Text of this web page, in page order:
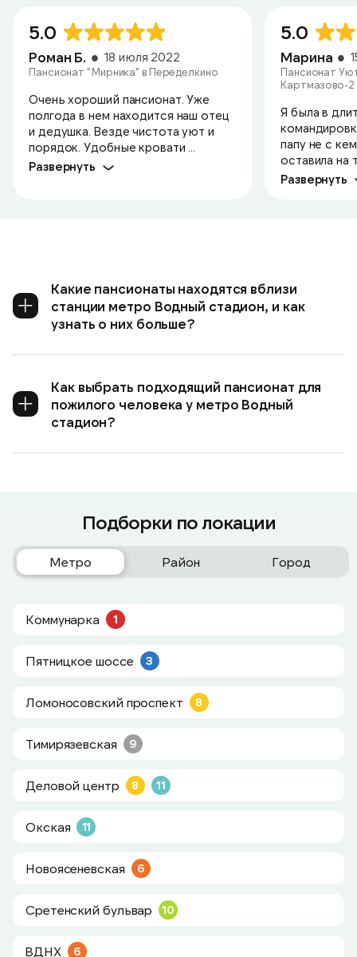
5.0
Роман Б. 18 июля 2022
Пансионат "Мирника" в Переделкино
Очень хороший пансионат. Уже
полгода в нем находится наш отец
и дедушка. Везде чистота уют и
порядок. Удобные кровати ...
Развернуть
5.0
Марина
Пансионат
Картмазово-2
Я была в
папу не с
оставила на
Развернуть
Какие пансионаты находятся вблизи
станции метро Водный стадион, и как
узнать о них больше?
Как выбрать подходящий пансионат для
пожилого человека у метро Водный
стадион?
Подборки по локации
Метро Район Город
Коммунарка 1
Пятницкое шоссе 3
Ломоносовский проспект 8
Тимирязевская 9
Деловой центр 8 11
Окская 11
Новоясеневская 6
Сретенский бульвар 10
ВДНХ 6